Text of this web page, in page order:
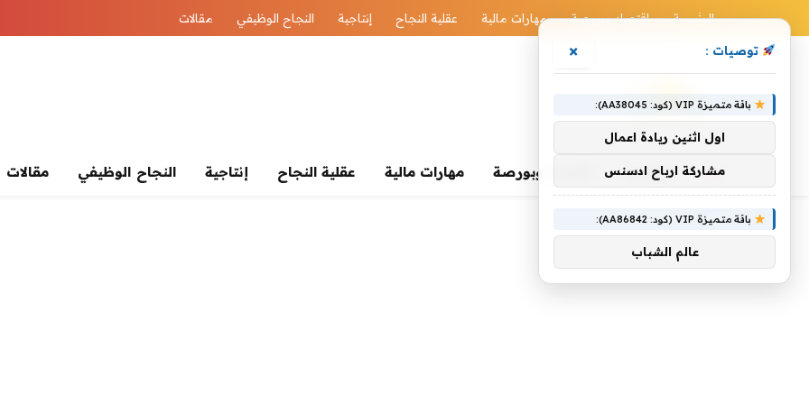
الرئيسية اقتصاد وبورصة مهارات مالية عقلية النجاح إنتاجية النجاح الوظيفي مقالات
الرئيسية اقتصاد وبورصة مهارات مالية عقلية النجاح إنتاجية النجاح الوظيفي مقالات
توصيات : ×
باقة متميزة VIP (كود: AA38045):
اول اثنين ريادة اعمال
مشاركة ارباح ادسنس
باقة متميزة VIP (كود: AA86842):
عالم الشباب